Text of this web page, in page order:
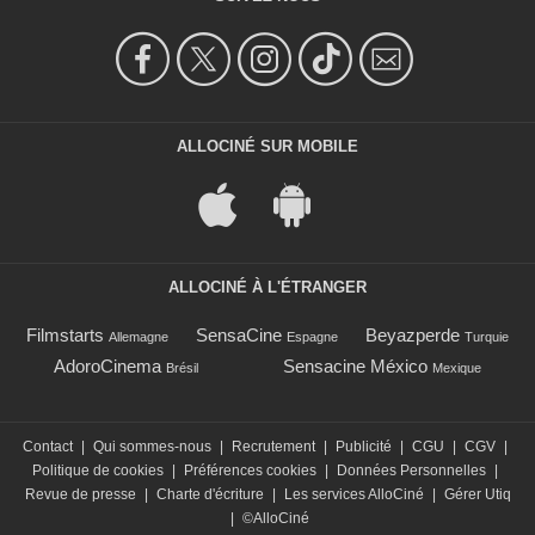
ALLOCINÉ SUR MOBILE
ALLOCINÉ À L'ÉTRANGER
Filmstarts Allemagne SensaCine Espagne Beyazperde Turquie
AdoroCinema Brésil Sensacine México Mexique
Contact | Qui sommes-nous | Recrutement | Publicité | CGU | CGV |
Politique de cookies | Préférences cookies | Données Personnelles |
Revue de presse
| Charte d'écriture | Les services AlloCiné | Gérer Utiq
| ©AlloCiné